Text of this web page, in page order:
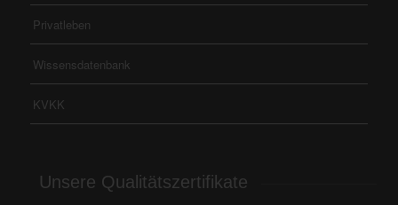
Privatleben
Wissensdatenbank
KVKK
Unsere Qualitätszertifikate